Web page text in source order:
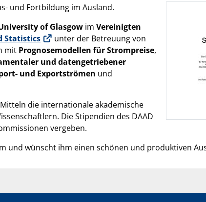
und Fortbildung im Ausland.
of Glasgow im Vereinigten
Statistics
unter der Betreuung von
mit Prognosemodellen für Strompreise,
und datengetriebener
und Exportströmen und
die internationale akademische
Die Stipendien des DAAD
vergeben.
und wünscht ihm einen schönen und produktiven